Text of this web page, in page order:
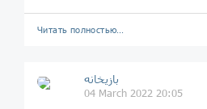
Читать полностью…
بازیخانه
04 March 2022 20:05